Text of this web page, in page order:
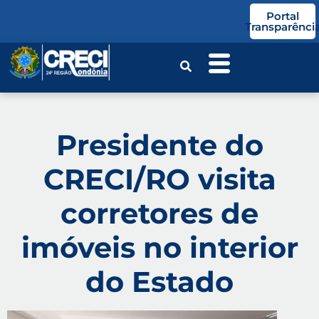
Portal
Presidente do
CRECI/RO visita
corretores de
imóveis no interior
do Estado